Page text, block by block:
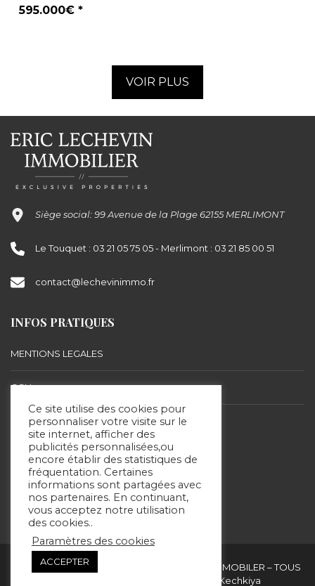
595.000€ *
VOIR PLUS
Siège social: 99 Avenue de la Plage 62155 MERLIMONT
Le Touquet : 03 21 05 75 05 - Merlimont : 03 21 85 00 51
contact@lechevinimmo.fr
INFOS PRATIQUES
MENTIONS LEGALES
CGU
BARÈME D’HONORAIRES
SUIVEZ-NOUS
Copyright & copies. 2020 © ERIC LECHEVIN IMMOBILER – TOUS
DROITS RÉSERVÉS - Site réalisé par Kechkiya
Ce site utilise des cookies pour
personnaliser votre visite sur le
site internet, afficher des
publicités personnalisées,ou
encore établir des statistiques de
fréquentation. Certaines
informations sont partagées avec
nos partenaires. En continuant,
vous acceptez notre utilisation
des cookies..
Paramètres des cookies
ACCEPTER